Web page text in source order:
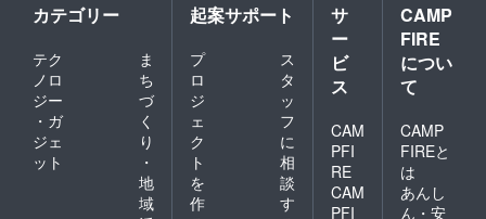
カテゴリー
テク
ノロ
ジー
・ガ
ジェ
ット
ま
ち
づ
く
り
・
地
域
起案サポート
プ
ロ
ジ
ェ
ク
ト
を
作
ス
タ
ッ
フ
に
相
談
す
サ
ー
ビ
ス
CAM
PFI
RE
CAM
PFI
CAMP
FIRE
につい
て
CAMP
FIREと
は
あんし
ん・安